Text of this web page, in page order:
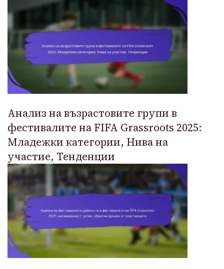
Анализ на възрастовите групи в
фестивалите на FIFA Grassroots 2025:
Младежки категории, Нива на
участие, Тенденции